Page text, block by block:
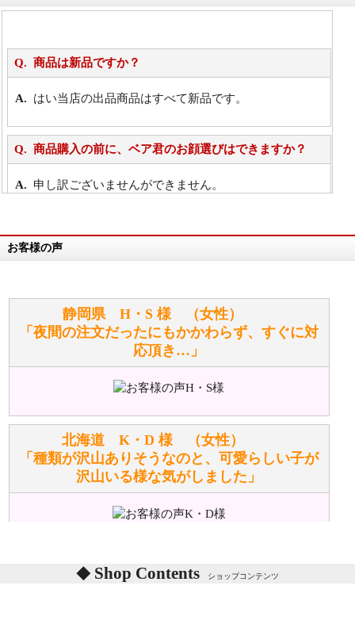
商品は新品ですか？
はい当店の出品商品はすべて新品です。
商品購入の前に、ベア君のお顔選びはできますか？
申し訳ございませんができません。
万が一欲しい商品が見つからない場合は、探して取り
お任せください！それは当店が謡っています「おも
てなしの心」で対応させていただきます。
シュタイフのぬいぐるみは洗濯できますか？ ぬいぐ
るみのお手入れ方法を教えてください。
詳しくはこちら をご覧ください。
ぬいぐるみの耳に付いているボタンやタグに、何か意
味などがありますか？
詳しくはこちらをご覧ください。
お客様の声
静岡県 H・S 様 （女性）
「夜間の注文だったにもかかわらず、すぐに対
応頂き…」
北海道 K・D 様 （女性）
「種類が沢山ありそうなのと、可愛らしい子が
沢山いる様な気がしました」
東京都 M・K 様 （女性）
「対応はどちらも丁寧でした。値段と他の融通
Shop Contents ショップコンテンツ